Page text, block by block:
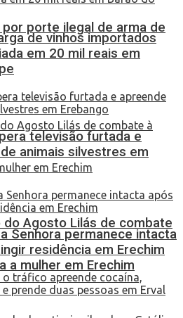
porte ilegal de arma de
do Agosto Lilás de combate
a mulher em Erechim
de vinhos importados
em 20 mil reais em
televisão furtada e
animais silvestres em
Senhora permanece intacta
residência em Erechim